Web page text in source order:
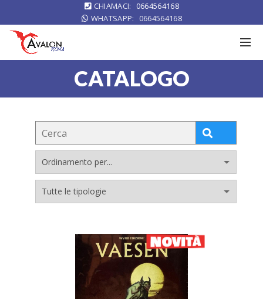
CHIAMACI:
0664564168
WHATSAPP:
0664564168
CATALOGO